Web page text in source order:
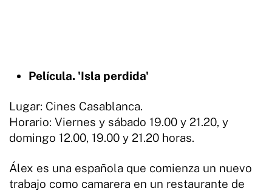
Película. 'Isla perdida'
Lugar: Cines Casablanca.
Horario: Viernes y sábado 19.00 y 21.20, y
domingo 12.00, 19.00 y 21.20 horas.
Álex es una española que comienza un nuevo
trabajo como camarera en un restaurante de